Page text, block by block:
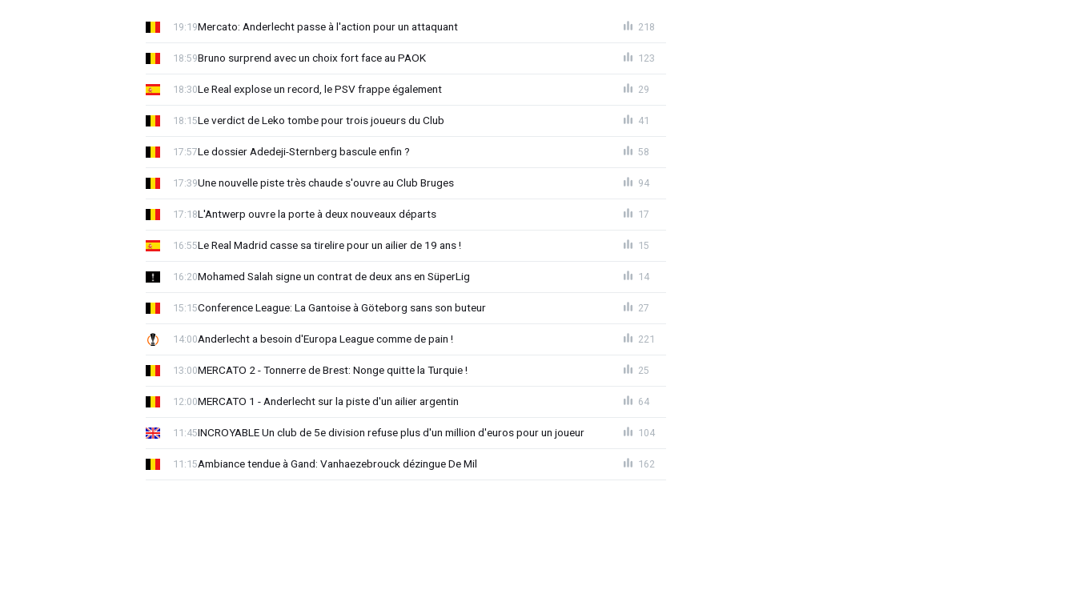
Mercato: Anderlecht passe à l'action pour un attaquant
19:19 218
Bruno surprend avec un choix fort face au PAOK
18:59 123
Le Real explose un record, le PSV frappe également
18:30 29
Le verdict de Leko tombe pour trois joueurs du Club
18:15 41
Le dossier Adedeji-Sternberg bascule enfin ?
17:57 58
Une nouvelle piste très chaude s'ouvre au Club Bruges
17:39 94
L'Antwerp ouvre la porte à deux nouveaux départs
17:18 17
Le Real Madrid casse sa tirelire pour un ailier de 19 ans !
16:55 15
Mohamed Salah signe un contrat de deux ans en SüperLig
16:20 14
Conference League: La Gantoise à Göteborg sans son buteur
15:15 27
Anderlecht a besoin d'Europa League comme de pain !
14:00 221
MERCATO 2 - Tonnerre de Brest: Nonge quitte la Turquie !
13:00 25
MERCATO 1 - Anderlecht sur la piste d'un ailier argentin
12:00 64
INCROYABLE Un club de 5e division refuse plus d'un million d'euros pour un joueur
11:45 104
Ambiance tendue à Gand: Vanhaezebrouck dézingue De Mil
11:15 162